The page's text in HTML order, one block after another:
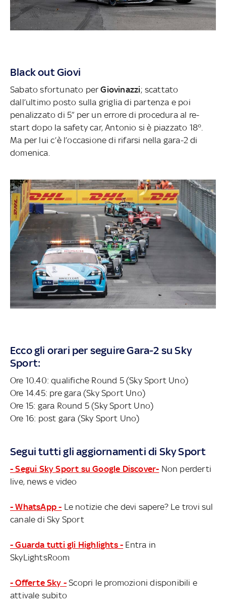
Black out Giovi
Sabato sfortunato perGiovinazzi; scattato
dall’ultimo posto sulla griglia di partenza e poi
penalizzato di 5” per un errore di procedura al re-
start dopo la safety car, Antonio si è piazzato 18°.
Ma per lui c’è l’occasione di rifarsi nella gara-2 di
domenica.
Ecco gli orari per seguire Gara-2 su Sky
Sport:
Ore 10.40: qualifiche Round 5 (Sky Sport Uno)
Ore 14.45: pre gara (Sky Sport Uno)
Ore 15: gara Round 5 (Sky Sport Uno)
Ore 16: post gara (Sky Sport Uno)
Segui tutti gli aggiornamenti di Sky Sport
- Segui Sky Sport su Google Discover- Non perderti
live, news e video
- WhatsApp - Le notizie che devi sapere? Le trovi sul
canale di Sky Sport
- Guarda tutti gli Highlights - Entra in
SkyLightsRoom
- Offerte Sky - Scopri le promozioni disponibili e
attivale subito